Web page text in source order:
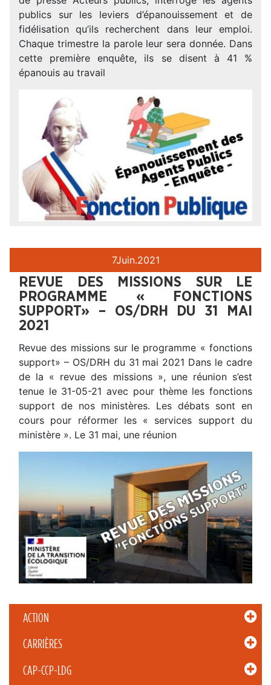
ACTION
CARRIÈRES
CAP-CCP-LDG
publics sur les leviers d’épanouissement et de
fidélisation qu’ils recherchent dans leur emploi.
Chaque trimestre la parole leur sera donnée. Dans
cette première enquête, ils se disent à 41 %
épanouis au travail
7Juin.2021
REVUE DES MISSIONS SUR LE
PROGRAMME « FONCTIONS
SUPPORT» – OS/DRH DU 31 MAI
2021
Revue des missions sur le programme « fonctions
support» – OS/DRH du 31 mai 2021 Dans le cadre
de la « revue des missions », une réunion s’est
tenue le 31-05-21 avec pour thème les fonctions
support de nos ministères. Les débats sont en
cours pour réformer les « services support du
ministère ». Le 31 mai, une réunion